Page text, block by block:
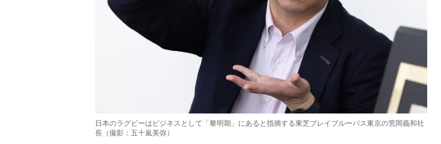
日本のラグビーはビジネスとして「黎明期」にあると指摘する東芝ブレイブルーパス東京の荒岡義和社
長（撮影：五十嵐美弥）